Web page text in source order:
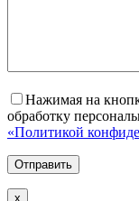
Нажимая на
обработку
«Политикой
х